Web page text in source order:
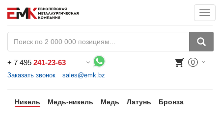
+ 7 495 241-23-63
Заказать звонок sales@emk.bz
0
Никель Медь-никель Медь Латунь Бронза